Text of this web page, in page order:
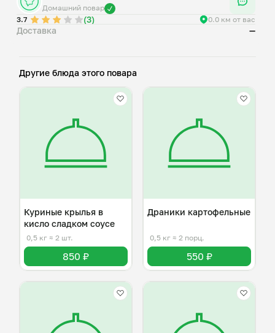
Домашний повар
3.7
(3) 0.0 км от вас
Доставка —
Другие блюда этого повара
Куриные крылья в
кисло сладком соусе
0,5 кг ≈ 2 шт.
850 ₽
Драники картофельные
0,5 кг ≈ 2 порц.
550 ₽